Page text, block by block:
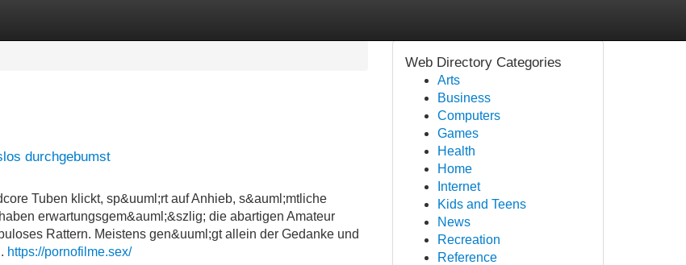
durchgebumst
Tuben klickt, sp&uuml;rt auf Anhieb, s&auml;mtliche
erwartungsgem&auml;&szlig; die abartigen Amateur
Rattern. Meistens gen&uuml;gt allein der Gedanke und
https://pornofilme.sex/
Web Directory Categories
Arts
Business
Computers
Games
Health
Home
Internet
Kids and Teens
News
Recreation
Reference